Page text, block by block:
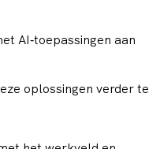
AI‑toepassingen aan
oplossingen verder te